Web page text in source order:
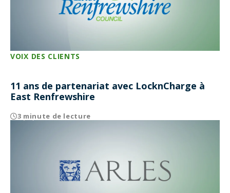
VOIX DES CLIENTS
11 ans de partenariat avec LocknCharge à
East Renfrewshire
3 minute de lecture